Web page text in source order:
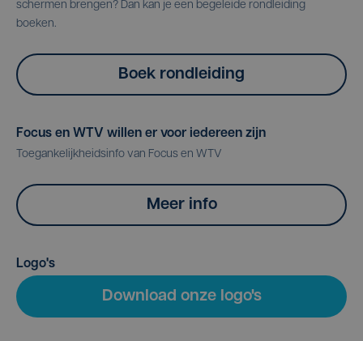
schermen brengen? Dan kan je een begeleide rondleiding
boeken.
Boek rondleiding
Focus en WTV willen er voor iedereen zijn
Toegankelijkheidsinfo van Focus en WTV
Meer info
Logo's
Download onze logo's